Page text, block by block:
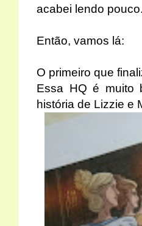
acabei lendo pouco.
Então, vamos lá:
O primeiro que
Essa HQ é muito
história de Lizzie e